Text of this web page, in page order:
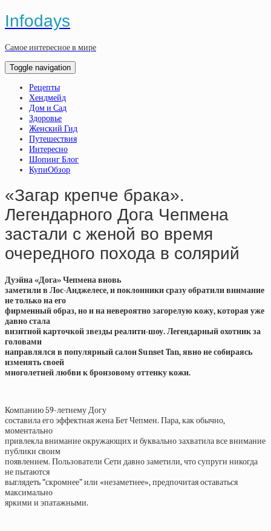
Infodays
Самое интересное в мире
Toggle navigation
Рецепты
Хендмейд
Дом и Сад
Здоровье
Женский Гид
Путешествия
Интересно
Шопинг Блог
КупиОбзор
«Загар крепче брака».
Легендарного Дога Чепмена
застали с женой во время
очередного похода в солярий
Дуэйна «Дога» Чепмена вновь
заметили в Лос-Анджелесе, и поклонники сразу обратили внимание
не только на его
фирменный образ, но и на невероятно загорелую кожу, которая уже
давно стала
визитной карточкой звезды реалити-шоу. Легендарный охотник за
головами
направлялся в популярный салон Sunset Tan, явно не собираясь
изменять своей
многолетней любви к бронзовому оттенку кожи.
Компанию 59-летнему Догу
составила его эффектная жена Бет Чепмен. Пара, как обычно,
моментально
привлекла внимание окружающих и буквально захватила все внимание
публики своим
появлением. Пользователи Сети давно заметили, что супруги никогда
не пытаются
выглядеть “скромнее” или «незаметнее», предпочитая оставаться
максимально
яркими и эпатажными.